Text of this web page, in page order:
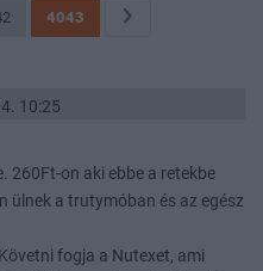
4043
10:25
260Ft-on aki ebbe a retekbe
ülnek a trutymóban és az egész
fogja a Nutexet, ami